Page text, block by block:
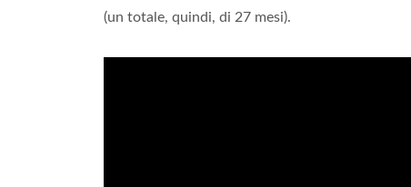
(un totale, quindi, di 27 mesi).